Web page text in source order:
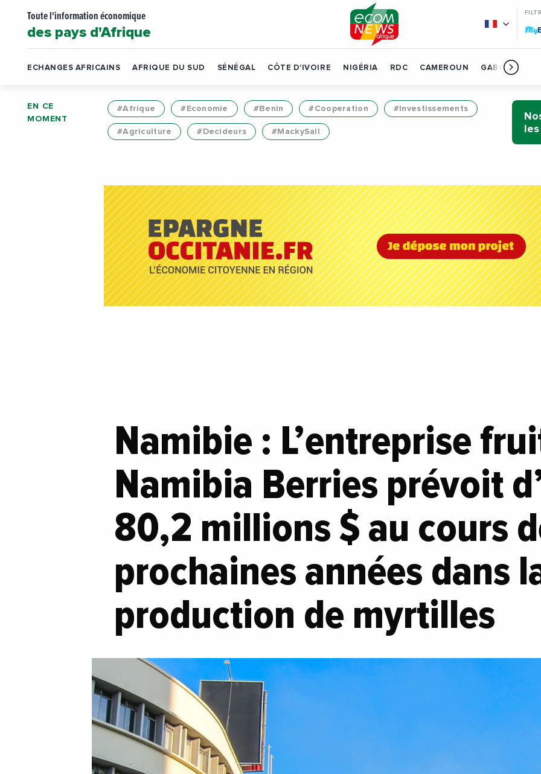
Toute l'information économique
des pays d'Afrique My
ECHANGES AFRICAINS AFRIQUE DU SUD SÉNÉGAL CÔTE D'IVOIRE NIGÉRIA RDC CAMEROUN GABON
EN CE
MOMENT
#Afrique #Economie #Benin #Cooperation #Investissements
#Agriculture #Decideurs #MackySall
Namibie : L’entreprise
Namibia Berries prévoit
80,2 millions $ au cours
prochaines années dans
production de myrtilles